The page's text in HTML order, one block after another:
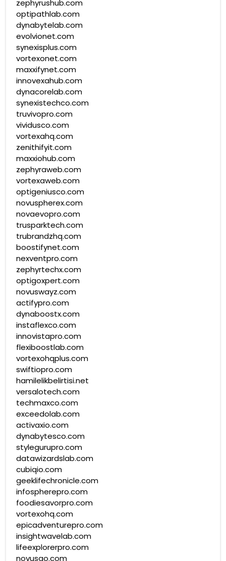
zephyrushub.com
optipathlab.com
dynabytelab.com
evolvionet.com
synexisplus.com
vortexonet.com
maxxifynet.com
innovexahub.com
dynacorelab.com
synexistechco.com
truvivopro.com
vividusco.com
vortexahq.com
zenithifyit.com
maxxiohub.com
zephyraweb.com
vortexaweb.com
optigeniusco.com
novuspherex.com
novaevopro.com
trusparktech.com
trubrandzhq.com
boostifynet.com
nexventpro.com
zephyrtechx.com
optigoxpert.com
novuswayz.com
actifypro.com
dynaboostx.com
instaflexco.com
innovistapro.com
flexiboostlab.com
vortexohqplus.com
swiftiopro.com
hamilelikbelirtisi.net
versalotech.com
techmaxco.com
exceedolab.com
activaxio.com
dynabytesco.com
stylegurupro.com
datawizardslab.com
cubiqio.com
geeklifechronicle.com
infospherepro.com
foodiesavorpro.com
vortexohq.com
epicadventurepro.com
insightwavelab.com
lifeexplorerpro.com
novusgo.com